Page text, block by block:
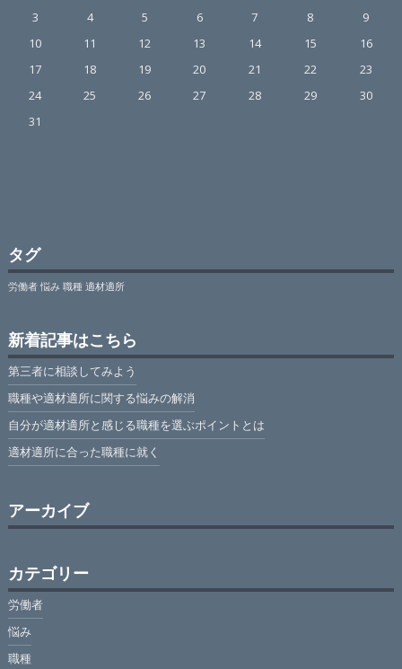
3
4 5 6 7 8
9
10
11 12 13 14 15
16
17
18 19 20 21 22
23
24
25 26 27 28 29
30
31
タグ
労働者 悩み 職種 適材適所
新着記事はこちら
第三者に相談してみよう
職種や適材適所に関する悩みの解消
自分が適材適所と感じる職種を選ぶポイントとは
適材適所に合った職種に就く
アーカイブ
カテゴリー
労働者
悩み
職種